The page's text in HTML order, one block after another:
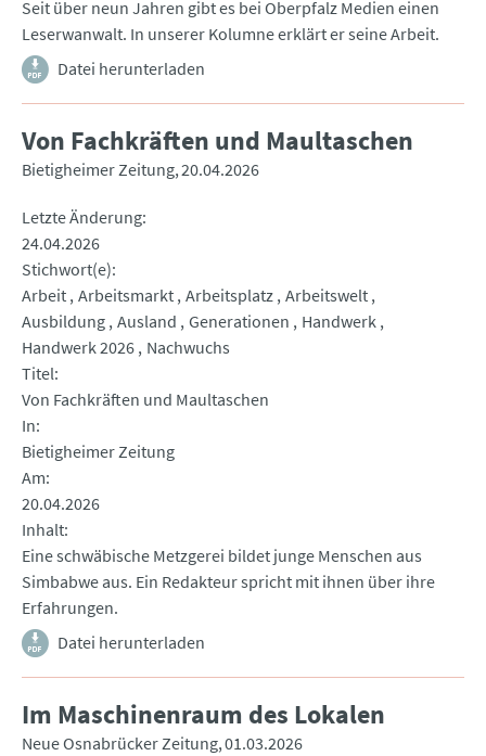
Seit über neun Jahren gibt es bei Oberpfalz Medien einen
Leserwanwalt. In unserer Kolumne erklärt er seine Arbeit.
Datei herunterladen
Von Fachkräften und Maultaschen
Bietigheimer Zeitung 20.04.2026
Letzte Änderung
24.04.2026
Stichwort(e)
Arbeit Arbeitsmarkt Arbeitsplatz Arbeitswelt
Ausbildung Ausland Generationen
Handwerk
Handwerk 2026 Nachwuchs
Titel
Von Fachkräften und Maultaschen
In
Bietigheimer Zeitung
Am
20.04.2026
Inhalt
Eine schwäbische Metzgerei bildet junge Menschen aus
Simbabwe aus. Ein Redakteur spricht mit ihnen über ihre
Erfahrungen.
Datei herunterladen
Im Maschinenraum des Lokalen
Neue Osnabrücker Zeitung 01.03.2026